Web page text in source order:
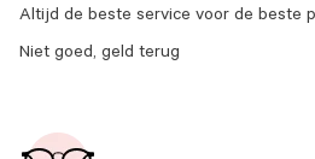
Altijd de beste service voor de beste
Niet goed, geld terug